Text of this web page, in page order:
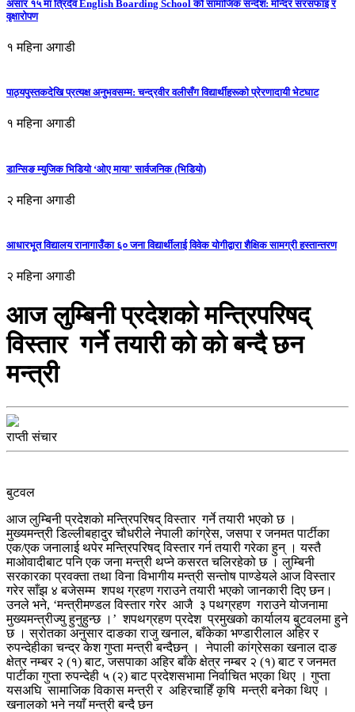
असार १५ मा त्रिदेव English Boarding School को सामाजिक सन्देश: मन्दिर सरसफाइ र
वृक्षारोपण
१ महिना अगाडी
पाठ्यपुस्तकदेखि प्रत्यक्ष अनुभवसम्म: चन्द्रवीर वलीसँग विद्यार्थीहरूको प्रेरणादायी भेटघाट
१ महिना अगाडी
डान्सिङ म्युजिक भिडियो ‘ओए माया’ सार्वजनिक (भिडियो)
२ महिना अगाडी
आधारभूत विद्यालय रानागाउँका ६० जना विद्यार्थीलाई विवेक योगीद्वारा शैक्षिक सामग्री हस्तान्तरण
२ महिना अगाडी
आज लुम्बिनी प्रदेशको मन्त्रिपरिषद्
विस्तार गर्ने तयारी काे काे बन्दै छन
मन्त्री
राप्ती संचार
बुटवल
आज लुम्बिनी प्रदेशको मन्त्रिपरिषद् विस्तार गर्ने तयारी भएको छ ।
मुख्यमन्त्री डिल्लीबहादुर चौधरीले नेपाली कांग्रेस, जसपा र जनमत पार्टीका
एक/एक जनालाई थपेर मन्त्रिपरिषद् विस्तार गर्न तयारी गरेका हुन् । यस्तै
माओवादीबाट पनि एक जना मन्त्री थप्ने कसरत चलिरहेको छ । लुम्बिनी
सरकारका प्रवक्ता तथा विना विभागीय मन्त्री सन्तोष पाण्डेयले आज विस्तार
गरेर साँझ ४ बजेसम्म शपथ ग्रहण गराउने तयारी भएको जानकारी दिए छन।
उनले भने, ‘मन्त्रीमण्डल विस्तार गरेर आजै ३ पथग्रहण गराउने योजनामा
मुख्यमन्त्रीज्यु हुनुहुन्छ ।’ शपथग्रहण प्रदेश प्रमुखको कार्यालय बुटवलमा हुने
छ । स्रोतका अनुसार दाङका राजु खनाल, बाँकेका भण्डारीलाल अहिर र
रुपन्देहीका चन्द्र केश गुप्ता मन्त्री बन्दैछन् । नेपाली कांग्रेसका खनाल दाङ
क्षेत्र नम्बर २ (१) बाट, जसपाका अहिर बाँके क्षेत्र नम्बर २ (१) बाट र जनमत
पार्टीका गुप्ता रुपन्देही ५ (२) बाट प्रदेशसभामा निर्वाचित भएका थिए । गुप्ता
यसअघि सामाजिक विकास मन्त्री र अहिरचाहिँ कृषि मन्त्री बनेका थिए ।
खनालको भने नयाँ मन्त्री बन्दै छन